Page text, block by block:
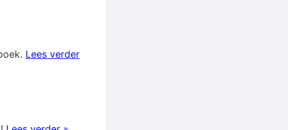
Lees verder